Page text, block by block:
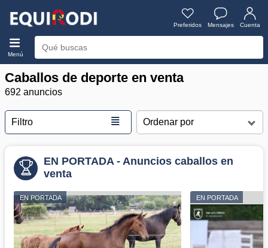
Preferidos Mensajes Cuenta
Menú
Caballos de deporte en venta
692 anuncios
Filtro ≣
EN PORTADA - Anuncios caballos en
venta
EN PORTADA EN PORTADA